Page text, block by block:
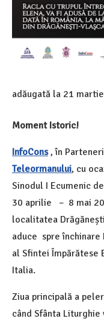
adăugată la 21
Moment Istoric!
InfoCons, în
Teleormanului, cu
Sinodul I Ecumenic
30 aprilie – 8 mai
localitatea
aduce spre închinare
al Sfintei Împărătese
Italia.
Ziua principală a
când Sfânta